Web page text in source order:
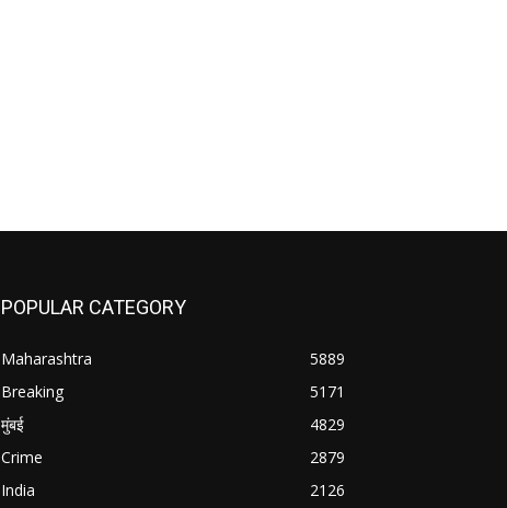
POPULAR CATEGORY
Maharashtra
5889
Breaking
5171
मुंबई
4829
Crime
2879
India
2126